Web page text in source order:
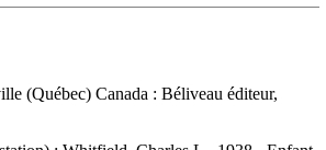
(Québec) Canada : Béliveau éditeur,